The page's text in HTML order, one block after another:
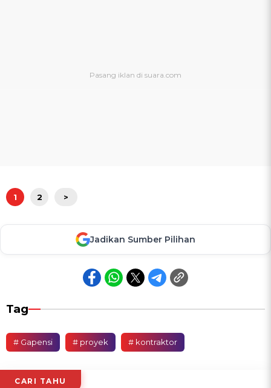
1 2 >
Jadikan Sumber Pilihan
Tag
# Gapensi # proyek # kontraktor
CARI TAHU